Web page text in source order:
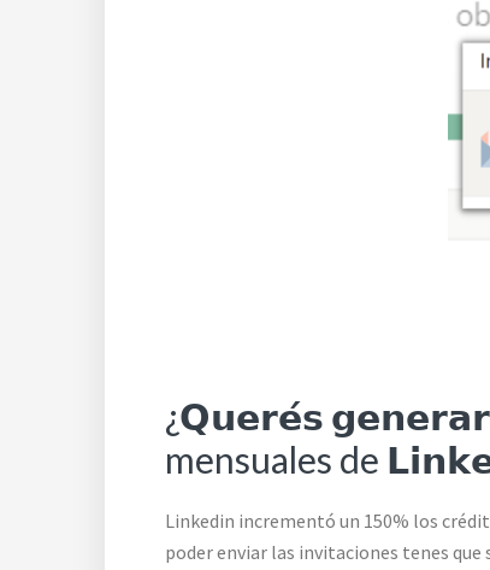
¿𝗤𝘂𝗲𝗿𝗲́𝘀 𝗴𝗲𝗻𝗲𝗿𝗮𝗿
mensuales de
Linkedin incrementó un 150% los
poder enviar las invitaciones